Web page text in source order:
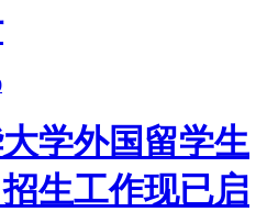
学外国留学生
生工作现已启